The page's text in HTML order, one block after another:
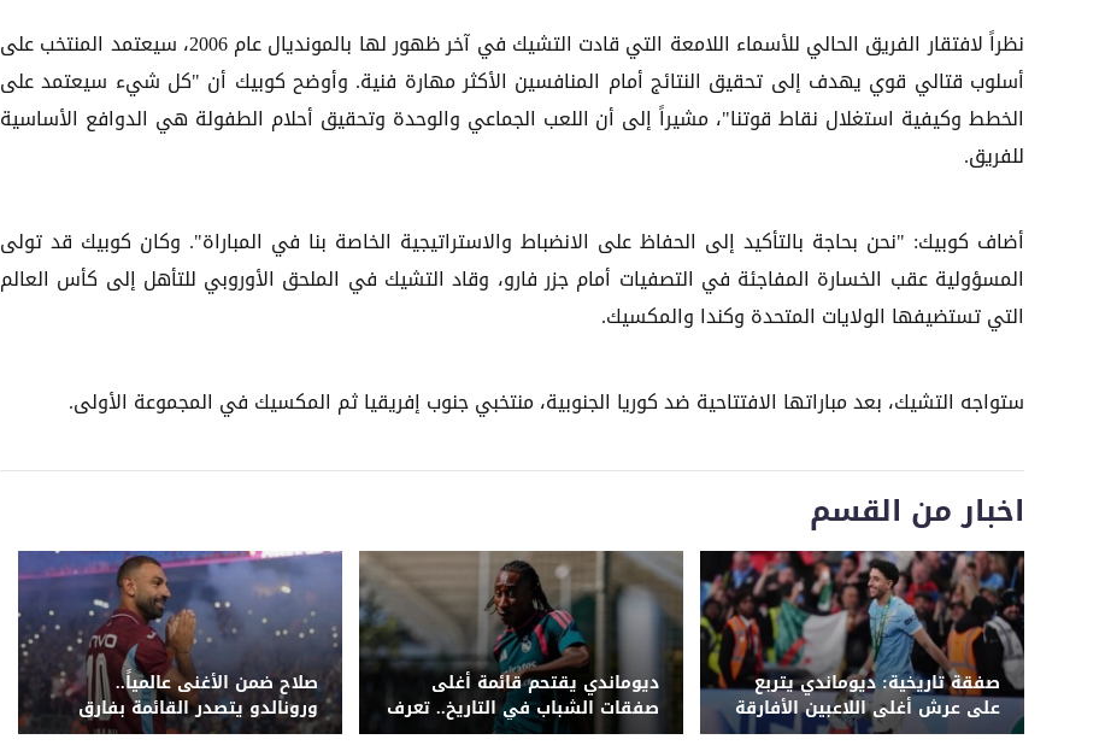
نظراً لافتقار الفريق الحالي للأسماء اللامعة التي قادت التشيك في آخر ظهور لها بالمونديال عام 2006، سيعتمد المنتخب على
أسلوب قتالي قوي يهدف إلى تحقيق النتائج أمام المنافسين الأكثر مهارة فنية. وأوضح كوبيك أن "كل شيء سيعتمد على
الخطط وكيفية استغلال نقاط قوتنا"، مشيراً إلى أن اللعب الجماعي والوحدة وتحقيق أحلام الطفولة هي الدوافع الأساسية
للفريق.
أضاف كوبيك: "نحن بحاجة بالتأكيد إلى الحفاظ على الانضباط والاستراتيجية الخاصة بنا في المباراة". وكان كوبيك قد تولى
المسؤولية عقب الخسارة المفاجئة في التصفيات أمام جزر فارو، وقاد التشيك في الملحق الأوروبي للتأهل إلى كأس العالم
التي تستضيفها الولايات المتحدة وكندا والمكسيك.
ستواجه التشيك، بعد مباراتها الافتتاحية ضد كوريا الجنوبية، منتخبي جنوب إفريقيا ثم المكسيك في المجموعة الأولى.
اخبار من القسم
صفقة تاريخية: ديوماندي يتربع
على عرش أغلى اللاعبين الأفارقة
بانتقاله لريال مدريد
ديوماندي يقتحم قائمة أغلى
صفقات الشباب في التاريخ.. تعرف
على القائمة الكاملة
صلاح ضمن الأغنى عالمياً..
ورونالدو يتصدر القائمة بفارق
كبير